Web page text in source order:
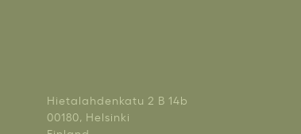
Hietalahdenkatu 2 B 14b
00180, Helsinki